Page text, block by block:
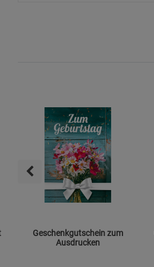
Geschenkgutschein zum
Ausdrucken